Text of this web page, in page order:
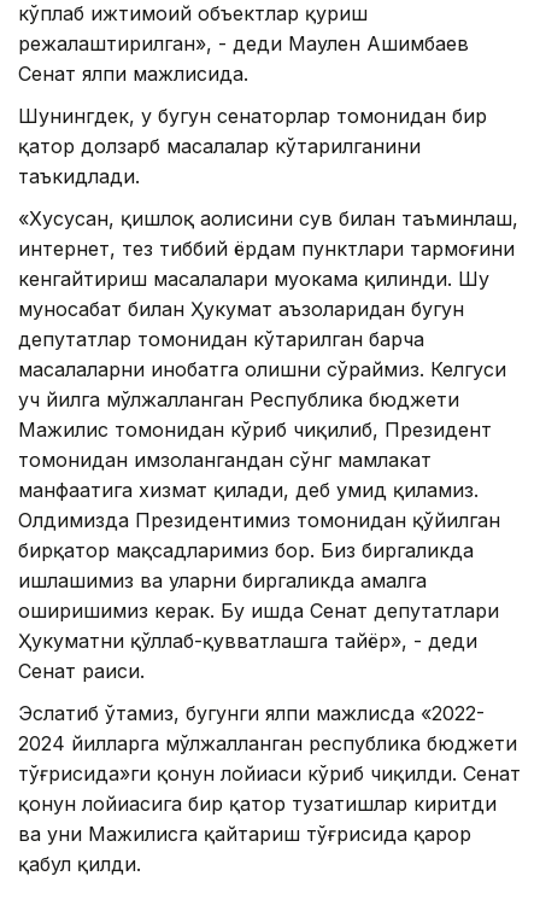
кўплаб ижтимоий объектлар қуриш
режалаштирилган», - деди Маулен Ашимбаев
Сенат ялпи мажлисида.
Шунингдек, у бугун сенаторлар томонидан бир
қатор долзарб масалалар кўтарилганини
таъкидлади.
«Хусусан, қишлоқ аҳолисини сув билан таъминлаш,
интернет, тез тиббий ёрдам пунктлари тармоғини
кенгайтириш масалалари муҳокама қилинди. Шу
муносабат билан Ҳукумат аъзоларидан бугун
депутатлар томонидан кўтарилган барча
масалаларни инобатга олишни сўраймиз. Келгуси
уч йилга мўлжалланган Республика бюджети
Мажилис томонидан кўриб чиқилиб, Президент
томонидан имзолангандан сўнг мамлакат
манфаатига хизмат қилади, деб умид қиламиз.
Олдимизда Президентимиз томонидан қўйилган
бирқатор мақсадларимиз бор. Биз биргаликда
ишлашимиз ва уларни биргаликда амалга
оширишимиз керак. Бу ишда Сенат депутатлари
Ҳукуматни қўллаб-қувватлашга тайёр», - деди
Сенат раиси.
Эслатиб ўтамиз, бугунги ялпи мажлисда «2022-
2024 йилларга мўлжалланган республика бюджети
тўғрисида»ги қонун лойиҳаси кўриб чиқилди. Сенат
қонун лойиҳасига бир қатор тузатишлар киритди
ва уни Мажилисга қайтариш тўғрисида қарор
қабул қилди.